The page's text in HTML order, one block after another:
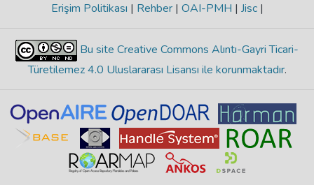
Erişim Politikası | Rehber | OAI-PMH | Jisc |
Bu site Creative Commons Alıntı-Gayri Ticari-
Türetilemez 4.0 Uluslararası Lisansı ile korunmaktadır.